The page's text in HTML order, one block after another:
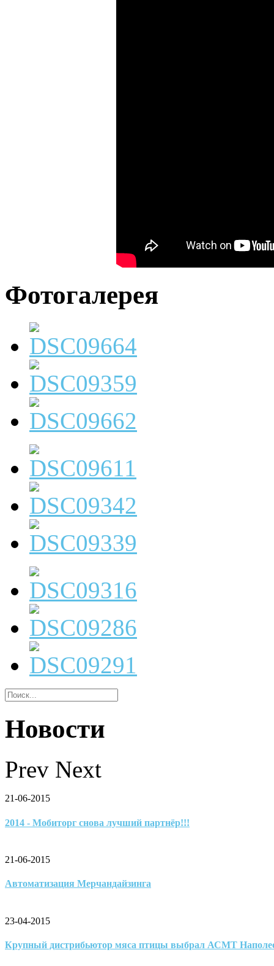
Фотогалерея
Новости
Prev Next
21-06-2015
2014 - Мобиторг снова лучший партнёр!!!
21-06-2015
Автоматизация Мерчандайзинга
23-04-2015
Крупный дистрибьютор мяса птицы выбрал АСМТ